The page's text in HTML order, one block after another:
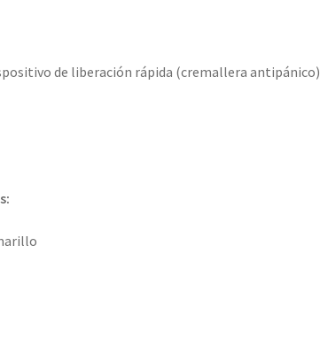
de liberación rápida (cremallera antipánico)